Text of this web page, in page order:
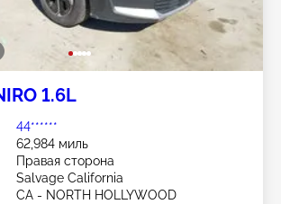
1.6L
44******
62,984 миль
Правая сторона
Salvage California
CA - NORTH HOLLYWOOD